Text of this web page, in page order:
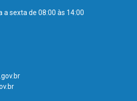
sexta de 08:00 às 14:00